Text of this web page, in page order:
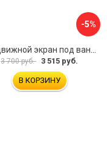
-5%
3 700 руб. 3 515 руб.
В КОРЗИНУ